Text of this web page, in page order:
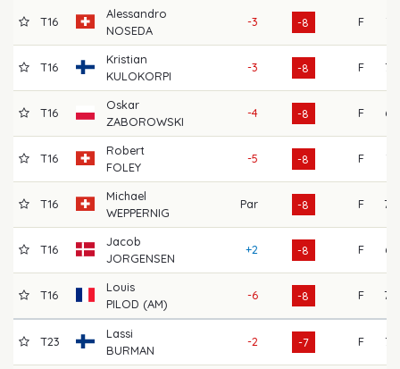
T16
Alessandro
NOSEDA
-3 -8 F 71
T16
Kristian
KULOKORPI
-3 -8 F 72
T16
Oskar
ZABOROWSKI
-4 -8 F 65
T16
Robert
FOLEY
-5 -8 F 74
T16
Michael
WEPPERNIG
Par -8 F 70
T16
Jacob
JORGENSEN
+2 -8 F 65
T16
Louis
PILOD (AM)
-6 -8 F 70
T23
Lassi
BURMAN
-2 -7 F 72